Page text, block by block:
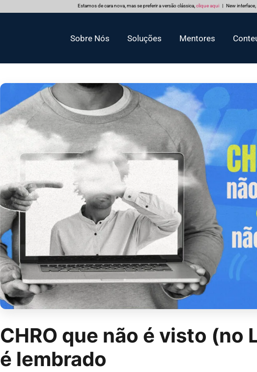
Estamos de cara nova, mas se preferir a versão clássica, clique aqui | New interface,
Sobre Nós Soluções Mentores
CHRO que não é visto (no
é lembrado